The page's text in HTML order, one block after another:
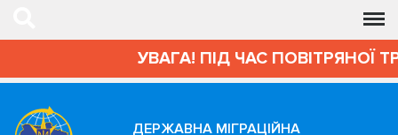
УВАГА! ПІД ЧАС ПОВІТРЯНОЇ
ДЕРЖАВНА МІГРАЦІЙНА